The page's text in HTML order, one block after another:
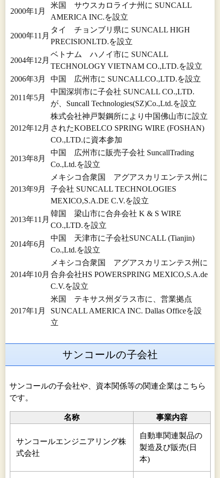
2000年1月
米国 サウスカロライナ州に SUNCALL
AMERICA INC.を設立
2000年11月
タイ チョンブリ県に SUNCALL HIGH
PRECISIONLTD.を設立
2004年12月
ベトナム ハノイ市に SUNCALL
TECHNOLOGY VIETNAM CO.,LTD.を設立
2006年3月
中国 広州市に SUNCALLCO.,LTD.を設立
2011年5月
中国深圳市に子会社 SUNCALL CO.,LTD.
が、Suncall Technologies(SZ)Co.,Ltd.を設立
2012年12月
株式会社神戸製鋼所により中国佛山市に設立
されたKOBELCO SPRING WIRE (FOSHAN)
CO.,LTD.に資本参加
2013年8月
中国 広州市に販売子会社 SuncallTrading
Co.,Ltd.を設立
2013年9月
メキシコ合衆国 アグアスカリエンテス州に
子会社 SUNCALL TECHNOLOGIES
MEXICO,S.A.DE C.V.を設立
2013年11月
韓国 梁山市に合弁会社 K & S WIRE
CO.,LTD.を設立
2014年6月
中国 天津市に子会社SUNCALL (Tianjin)
Co.,Ltd.を設立
2014年10月
メキシコ合衆国 アグアスカリエンテス州に
合弁会社HS POWERSPRING MEXICO,S.A.de
C.V.を設立
2017年1月
米国 テキサス州ダラス市に、営業拠点
SUNCALL AMERICA INC. Dallas Officeを設
立
サンコールの子会社
サンコールの子会社や、資本関係等の関連企業はこちら
です。
名称 事業内容
サンコールエンジニアリング株
式会社
自動車関連製品の
製造及び販売(日
本)